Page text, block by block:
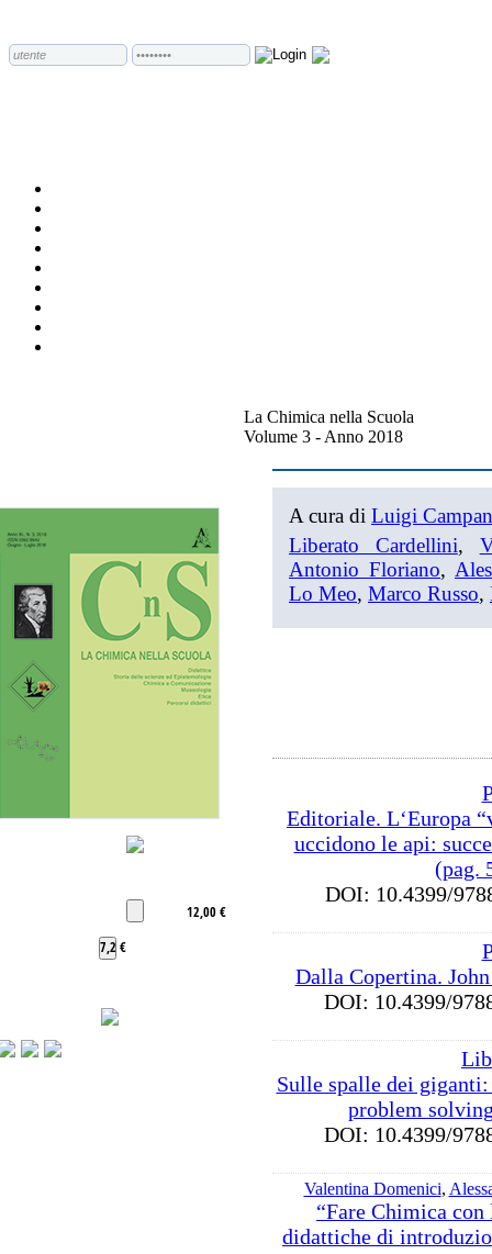
La Chimica nella Scuola
Volume 3 - Anno 2018
12,00 €
7,2 €
A cura di Luigi
Liberato Cardellini,
Antonio Floriano,
Lo Meo, Marco Russo,
Editoriale. L‘Europa
uccidono le api:
(pag.
DOI: 10.4399/
Dalla Copertina.
DOI: 10.4399/
Sulle spalle dei
problem
DOI: 10.4399/
Valentina Domenici,
“Fare Chimica
didattiche di